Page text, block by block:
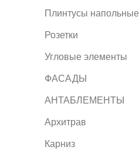
Плинтусы напольные
Розетки
Угловые элементы
ФАСАДЫ
АНТАБЛЕМЕНТЫ
Архитрав
Карниз